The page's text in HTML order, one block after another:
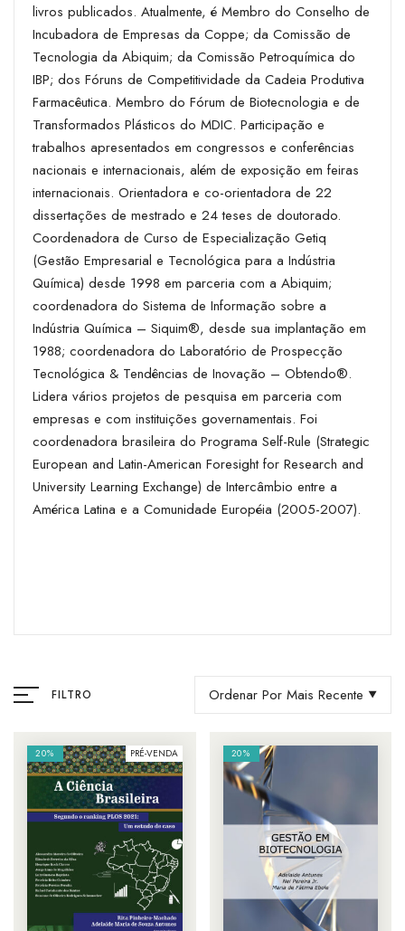
livros publicados. Atualmente, é Membro do Conselho de
Incubadora de Empresas da Coppe; da Comissão de
Tecnologia da Abiquim; da Comissão Petroquímica do
IBP; dos Fóruns de Competitividade da Cadeia Produtiva
Farmacêutica. Membro do Fórum de Biotecnologia e de
Transformados Plásticos do MDIC. Participação e
trabalhos apresentados em congressos e conferências
nacionais e internacionais, além de exposição em feiras
internacionais. Orientadora e co-orientadora de 22
dissertações de mestrado e 24 teses de doutorado.
Coordenadora de Curso de Especialização ­Getiq
(Gestão Empresarial e Tecnológica para a Indústria
Química) desde 1998 em parceria com a Abiquim;
coordenadora do Sistema de Informação sobre a
Indústria Química – Siquim®, desde sua implantação em
1988; coordenadora do Laboratório de Prospecção
Tecnológica & Tendências de Inovação – Obtendo®.
Lidera vários projetos de pesquisa em parceria com
empresas e com instituições governamentais. Foi
coordenadora brasileira do Programa Self-Rule (Strategic
European and Latin-American Foresight for Research and
University Learning Exchange) de Intercâmbio entre a
América Latina e a Comunidade Européia (2005-2007).
FILTRO Ordenar Por Mais Recente
20% PRÉ-VENDA 20%